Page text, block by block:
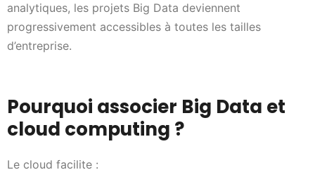
analytiques, les projets Big Data deviennent
progressivement accessibles à toutes les tailles
d’entreprise.
Pourquoi associer Big Data et
cloud computing ?
Le cloud facilite :